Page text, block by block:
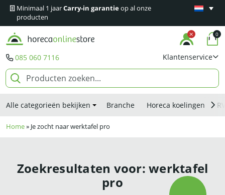
Minimaal 1 jaarCarry-in garantieop al onze
producten
Snelle
085 060 7116 Klantenservice
0
Alle categorieën bekijken Branche Horeca koelingen
Home» Je zocht naar werktafel pro
Zoekresultaten voor: werktafel
pro